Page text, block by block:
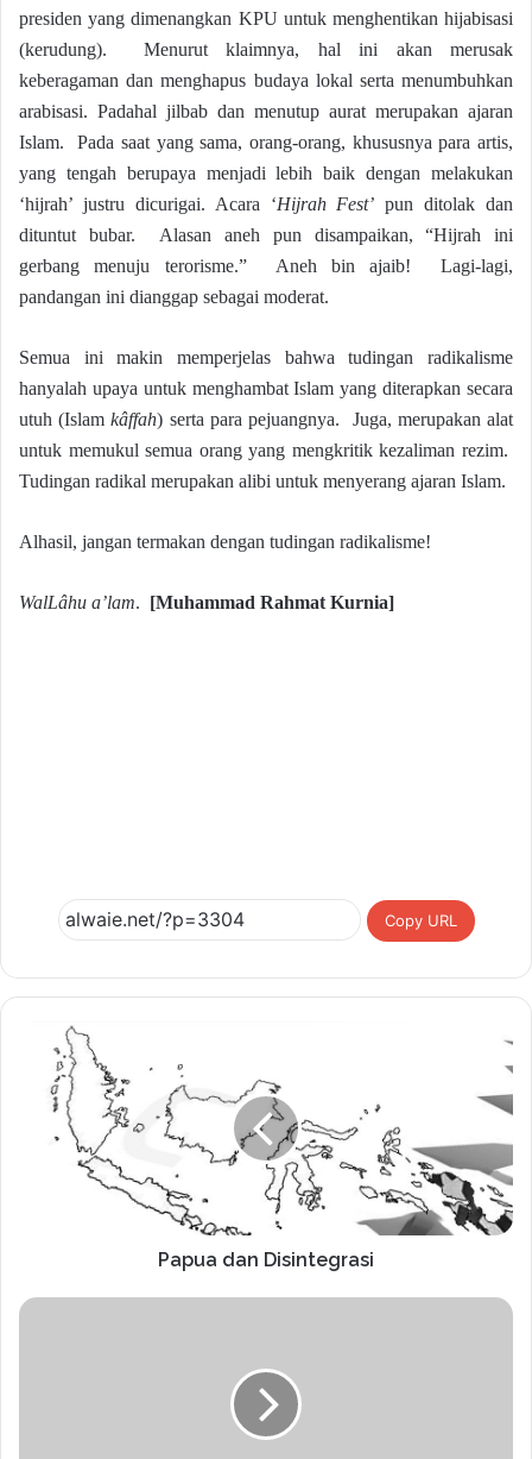
presiden yang dimenangkan KPU untuk menghentikan hijabisasi
(kerudung). Menurut klaimnya, hal ini akan merusak
keberagaman dan menghapus budaya lokal serta menumbuhkan
arabisasi. Padahal jilbab dan menutup aurat merupakan ajaran
Islam. Pada saat yang sama, orang-orang, khususnya para artis,
yang tengah berupaya menjadi lebih baik dengan melakukan
‘hijrah’ justru dicurigai. Acara ‘Hijrah Fest’ pun ditolak dan
dituntut bubar. Alasan aneh pun disampaikan, “Hijrah ini
gerbang menuju terorisme.” Aneh bin ajaib! Lagi-lagi,
pandangan ini dianggap sebagai moderat.
Semua ini makin memperjelas bahwa tudingan radikalisme
hanyalah upaya untuk menghambat Islam yang diterapkan secara
utuh (Islamkâffah) serta para pejuangnya. Juga, merupakan alat
untuk memukul semua orang yang mengkritik kezaliman rezim.
Tudingan radikal merupakan alibi untuk menyerang ajaran Islam.
Alhasil, jangan termakan dengan tudingan radikalisme!
WalLâhu a’lam. [Muhammad Rahmat Kurnia]
Copy URL
Papua dan Disintegrasi